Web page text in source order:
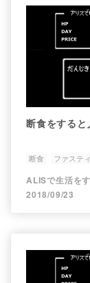
断食をする
断食 ファステ
ALISで生活を
2018/09/23